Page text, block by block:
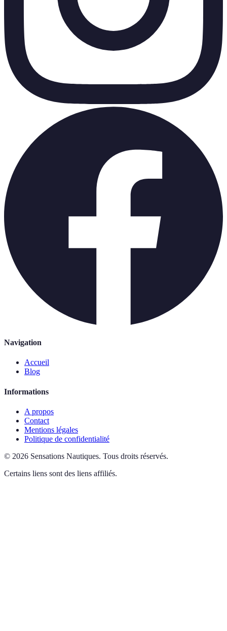
Navigation
Accueil
Blog
Informations
A propos
Contact
Mentions légales
Politique de confidentialité
© 2026 Sensations Nautiques. Tous droits réservés.
Certains liens sont des liens affiliés.